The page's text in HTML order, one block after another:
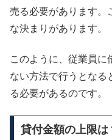
売る必要があります。
な決まりがあります。
このように、従業員に
ない方法で行うとなる
る必要があるのです。
貸付金額の上限は